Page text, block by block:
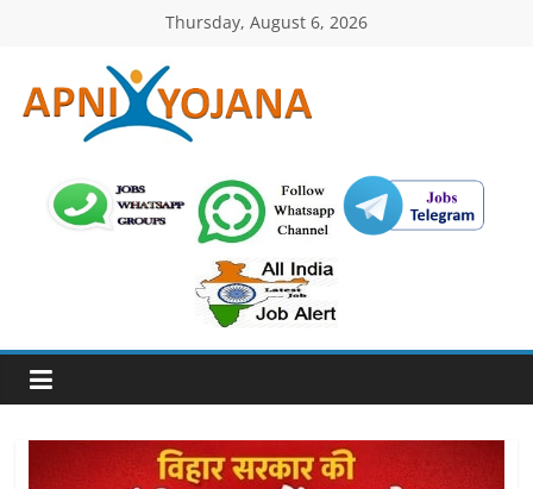
Thursday, August 6, 2026
ApniYojana.com
सरकारी
योजनाएँ,